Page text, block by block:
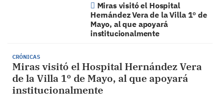
Miras visitó el Hospital
Hernández Vera de la Villa 1º de
Mayo, al que apoyará
institucionalmente
CRÓNICAS
Miras visitó el Hospital Hernández Vera
de la Villa 1º de Mayo, al que apoyará
institucionalmente